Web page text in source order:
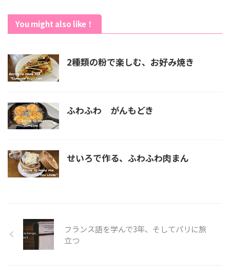
You might also like！
2種類の粉で楽しむ、お好み焼き
ふわふわ がんもどき
せいろで作る、ふわふわ肉まん
フランス語を学んで3年、そしてパリに旅
立つ